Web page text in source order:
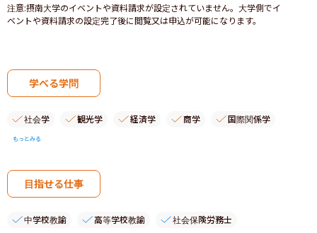
注意:摂南大学のイベントや資料請求が設定されていません。大学側でイ
ベントや資料請求の設定完了後に閲覧又は申込が可能になります。
学べる学問
社会学 観光学 経済学 商学 国際関係学
もっとみる
目指せる仕事
中学校教諭 高等学校教諭
社会保険労務士